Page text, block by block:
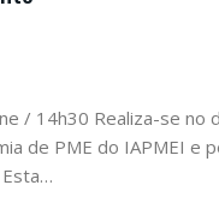
/ 14h30 Realiza-se no
de PME do IAPMEI
Esta…